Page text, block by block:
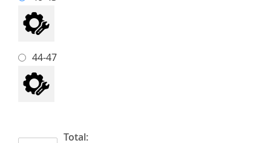
44-47
Total: